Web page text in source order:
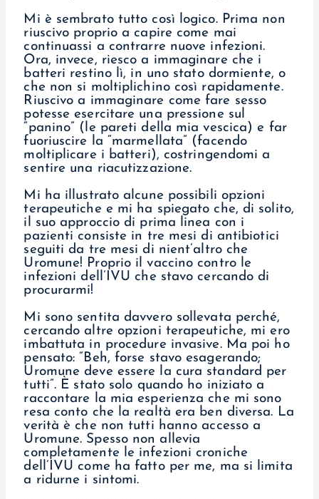
Mi è sembrato tutto così logico. Prima non
riuscivo proprio a capire come mai
continuassi a contrarre nuove infezioni.
Ora, invece, riesco a immaginare che i
batteri restino lì, in uno stato dormiente, o
che non si moltiplichino così rapidamente.
Riuscivo a immaginare come fare sesso
potesse esercitare una pressione sul
“panino” (le pareti della mia vescica) e far
fuoriuscire la “marmellata” (facendo
moltiplicare i batteri), costringendomi a
sentire una riacutizzazione.
Mi ha illustrato alcune possibili opzioni
terapeutiche e mi ha spiegato che, di solito,
il suo approccio di prima linea con i
pazienti consiste in tre mesi di antibiotici
seguiti da tre mesi di nient’altro che
Uromune! Proprio il vaccino contro le
infezioni dell’IVU che stavo cercando di
procurarmi!
Mi sono sentita davvero sollevata perché,
cercando altre opzioni terapeutiche, mi ero
imbattuta in procedure invasive. Ma poi ho
pensato: “Beh, forse stavo esagerando;
Uromune deve essere la cura standard per
tutti”. È stato solo quando ho iniziato a
raccontare la mia esperienza che mi sono
resa conto che la realtà era ben diversa. La
verità è che non tutti hanno accesso a
Uromune. Spesso non allevia
completamente le infezioni croniche
dell’IVU come ha fatto per me, ma si limita
a ridurne i sintomi.